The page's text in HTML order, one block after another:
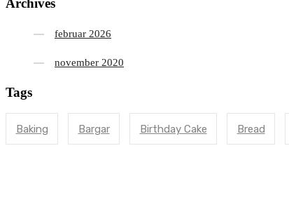
Archives
februar 2026
november 2020
Tags
Baking Bargar Birthday Cake Bread